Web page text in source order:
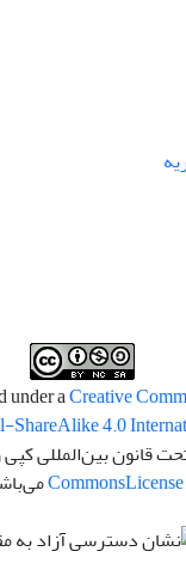
Creative
4.0
قانون بین‌المللی
CommonsLicense